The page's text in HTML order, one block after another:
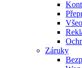
Záruky